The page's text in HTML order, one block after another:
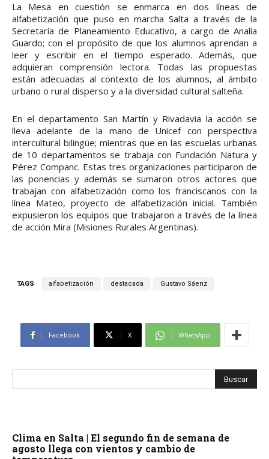
La Mesa en cuestión se enmarca en dos líneas de
alfabetización que puso en marcha Salta a través de la
Secretaría de Planeamiento Educativo, a cargo de Analía
Guardo; con el propósito de que los alumnos aprendan a
leer y escribir en el tiempo esperado. Además, que
adquieran comprensión lectora. Todas las propuestas
están adecuadas al contexto de los alumnos, al ámbito
urbano o rural disperso y a la diversidad cultural salteña.
En el departamento San Martín y Rivadavia la acción se
lleva adelante de la mano de Unicef con perspectiva
intercultural bilingüe; mientras que en las escuelas urbanas
de 10 departamentos se trabaja con Fundación Natura y
Pérez Companc. Estas tres organizaciones participaron de
las ponencias y además se sumaron otros actores que
trabajan con alfabetización como los franciscanos con la
línea Mateo, proyecto de alfabetización inicial. También
expusieron los equipos que trabajaron a través de la línea
de acción Mira (Misiones Rurales Argentinas).
TAGS alfabetización destacada Gustavo Sáenz
Facebook X WhatsApp
Clima en Salta | El segundo fin de semana de
agosto llega con vientos y cambio de